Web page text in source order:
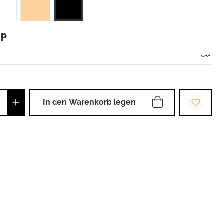
auswählen
Anzahl: Gib den gewünschten Wert
In den Warenkorb legen